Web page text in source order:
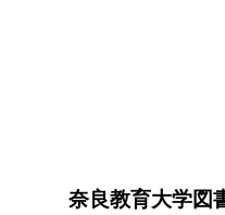
奈良教育大学図